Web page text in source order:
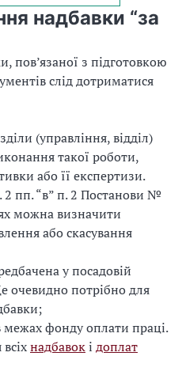
надбавки “за
пов’язаної з підготовкою
слід дотриматися
(управління, відділ)
такої роботи,
або її експертизи.
2 пп. “в” п. 2 Постанови №
можна визначити
або скасування
у посадовій
очевидно потрібно для
межах фонду оплати праці.
надбавокі доплат